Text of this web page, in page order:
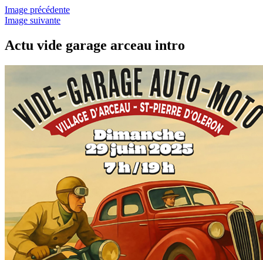
Image précédente
Image suivante
Actu vide garage arceau intro